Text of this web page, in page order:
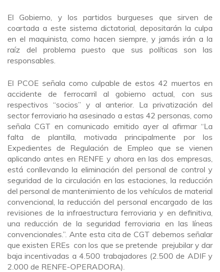
El Gobierno, y los partidos burgueses que sirven de
coartada a este sistema dictatorial, depositarán la culpa
en el maquinista, como hacen siempre, y jamás irán a la
raíz del problema puesto que sus políticas son las
responsables.
El PCOE señala como culpable de estos 42 muertos en
accidente de ferrocarril al gobierno actual, con sus
respectivos “socios” y al anterior. La privatización del
sector ferroviario ha asesinado a estas 42 personas, como
señala CGT en comunicado emitido ayer al afirmar “La
falta de plantilla, motivada principalmente por los
Expedientes de Regulación de Empleo que se vienen
aplicando antes en RENFE y ahora en las dos empresas,
está conllevando la eliminación del personal de control y
seguridad de la circulación en las estaciones, la reducción
del personal de mantenimiento de los vehículos de material
convencional, la reducción del personal encargado de las
revisiones de la infraestructura ferroviaria y en definitiva,
una reducción de la seguridad ferroviaria en las líneas
convencionales.”. Ante esta cita de CGT debemos señalar
que existen EREs con los que se pretende prejubilar y dar
baja incentivadas a 4.500 trabajadores (2.500 de ADIF y
2.000 de RENFE-OPERADORA).